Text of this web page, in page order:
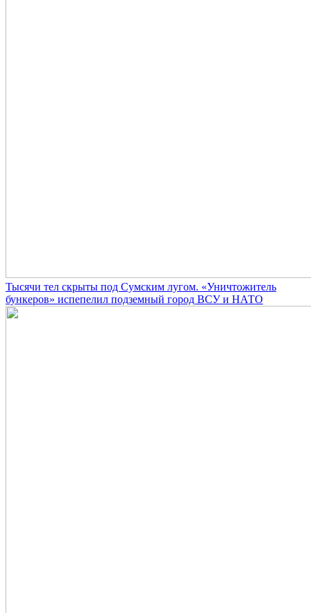
Тысячи тел скрыты под Сумским лугом. «Уничтожитель
бункеров» испепелил подземный город ВСУ и НАТО